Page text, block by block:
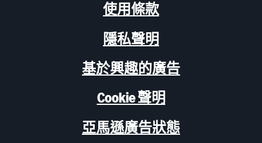
使用條款
隱私聲明
基於興趣的廣告
Cookie 聲明
亞馬遜廣告狀態